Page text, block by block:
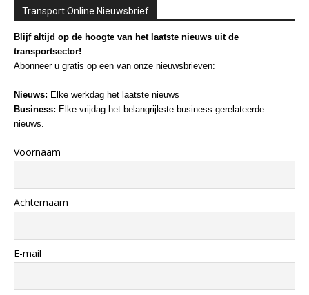
Transport Online Nieuwsbrief
Blijf altijd op de hoogte van het laatste nieuws uit de
transportsector!
Abonneer u gratis op een van onze nieuwsbrieven:
Nieuws: Elke werkdag het laatste nieuws
Business: Elke vrijdag het belangrijkste business-gerelateerde
nieuws.
Voornaam
Achternaam
E-mail